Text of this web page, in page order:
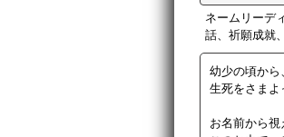
ネームリーデ
話、祈願成就
幼少の頃から
生死をさまよ
お名前から視